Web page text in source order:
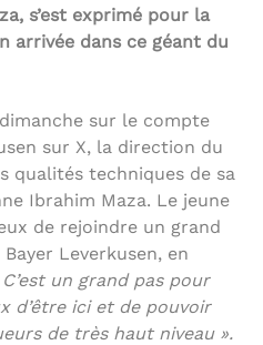
s’est exprimé pour la
arrivée dans ce géant du
sur le compte
sur X, la direction du
qualités techniques de sa
Ibrahim Maza. Le jeune
de rejoindre un grand
Leverkusen, en
C’est un grand pas pour
d’être ici et de pouvoir
de très haut niveau ».